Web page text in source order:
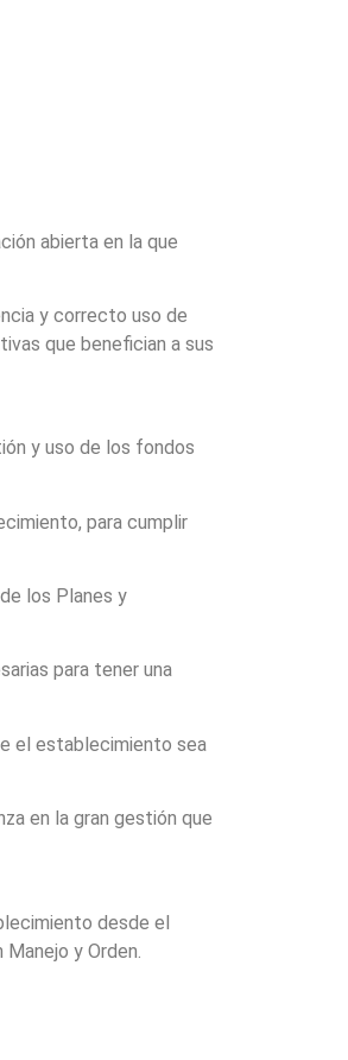
abierta en la que
y correcto uso de
que benefician a sus
y uso de los fondos
para cumplir
los Planes y
para tener una
el establecimiento sea
en la gran gestión que
desde el
y Orden.